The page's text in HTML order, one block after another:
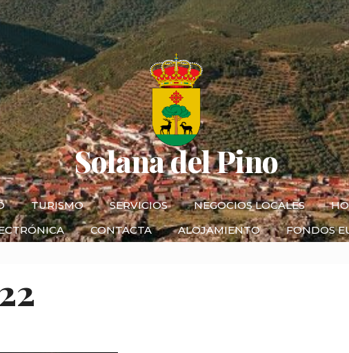
Solana del Pino
TURISMO SERVICIOS NEGOCIOS LOCALES
CONTACTA ALOJAMIENTO FONDOS